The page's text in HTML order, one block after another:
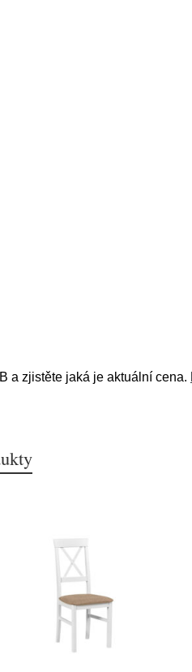
a zjistěte jaká je aktuální cena.